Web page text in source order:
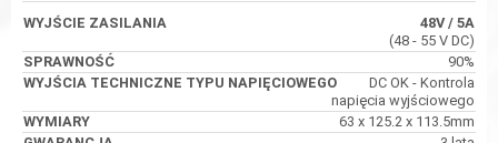
48V/ 5A
(48 - 55 V DC)
90%
DC OK - Kontrola
napięcia wyjściowego
63 x 125.2 x 113.5mm